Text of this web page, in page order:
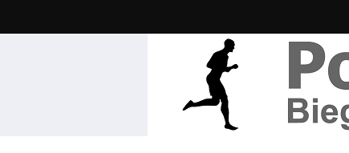
to